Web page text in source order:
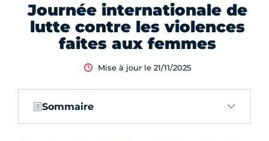
Journée internationale de
lutte contre les violences
faites aux femmes
Mise à jour le 21/11/2025
Sommaire